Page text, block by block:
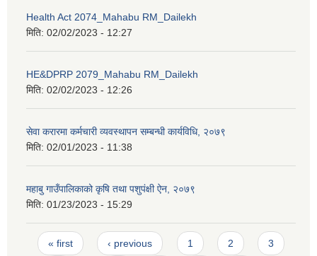
Health Act 2074_Mahabu RM_Dailekh
मिति: 02/02/2023 - 12:27
HE&DPRP 2079_Mahabu RM_Dailekh
मिति: 02/02/2023 - 12:26
सेवा करारमा कर्मचारी व्यवस्थापन सम्बन्धी कार्यविधि, २०७९
मिति: 02/01/2023 - 11:38
महाबु गाउँपालिकाको कृषि तथा पशुपंक्षी ऐन, २०७९
मिति: 01/23/2023 - 15:29
Pages
« first ‹ previous 1 2 3